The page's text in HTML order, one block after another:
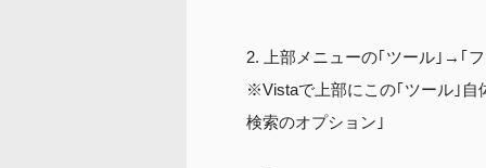
上部メニューの｢ツール｣→｢
※Vistaで上部にこの｢ツール｣
検索のオプション｣